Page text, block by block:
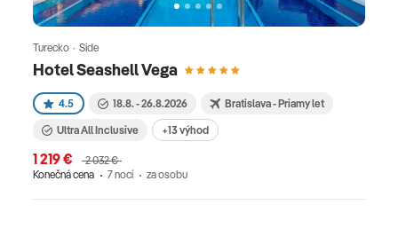
Hotel Seashell Vega
Turecko · Side
4.5 18.8. - 26.8.2026 Bratislava - Priamy let
Ultra All Inclusive +13 výhod
1 219 €
2 032 €
Konečná cena
7 nocí za osobu